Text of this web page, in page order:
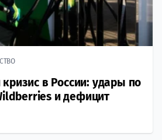
в России: удары по
и дефицит